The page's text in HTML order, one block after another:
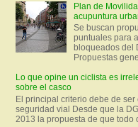
Plan de
acupuntura
Se buscan
puntuales para
bloqueados del
Propuestas
Lo que opine un ciclista es
sobre el casco
El principal criterio debe de ser
seguridad vial Desde que la
2013 la propuesta de que todo